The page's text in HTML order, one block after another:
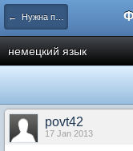
← Нужна помощь
немецкий язык
povt42
17 Jan 2013